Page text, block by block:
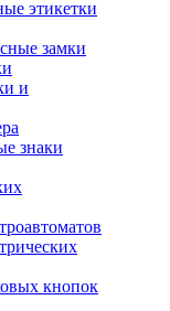
этикетки
замки
и
знаки
кнопок